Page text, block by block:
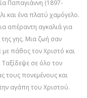
Παπαγιάννη (1897-
και ένα πλατύ χαμόγελο.
απέραντη αγκαλιά για
γης. Μια ζωή σαν
πάθος τον Χριστό και
Ταξίδεψε σε όλο τον
τους πονεμένους και
αγάπη του Χριστού.